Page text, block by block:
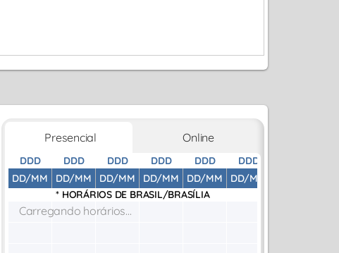
Presencial Online
DDD
DD/MM
DDD
DD/MM
DDD
DD/MM
DDD
DD/MM
DDD
DD/MM
DDD
DD/MM
* HORÁRIOS DE BRASIL/BRASÍLIA
Carregando horários...